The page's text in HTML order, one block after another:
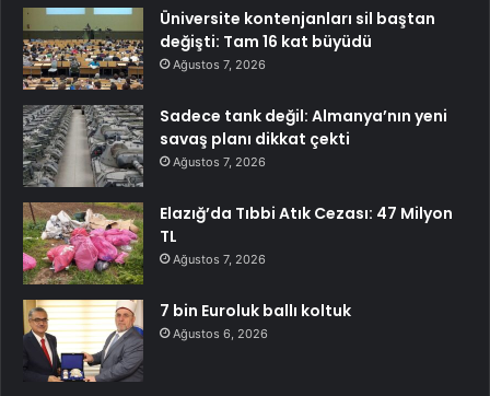
Üniversite kontenjanları sil baştan
değişti: Tam 16 kat büyüdü
Ağustos 7, 2026
Sadece tank değil: Almanya’nın yeni
savaş planı dikkat çekti
Ağustos 7, 2026
Elazığ’da Tıbbi Atık Cezası: 47 Milyon
TL
Ağustos 7, 2026
7 bin Euroluk ballı koltuk
Ağustos 6, 2026